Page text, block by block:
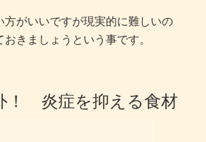
方がいいですが現実的に難しいの
きましょうという事です。
！ 炎症を抑える食材